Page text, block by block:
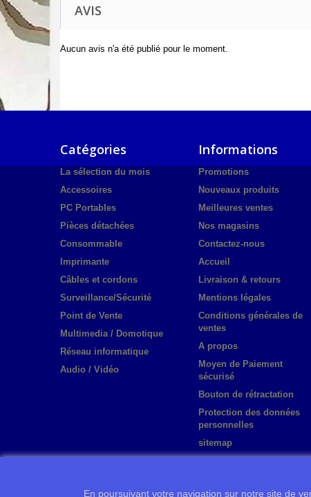
AVIS
Aucun avis n'a été publié pour le moment.
Catégories
La sélection du mois
Accessoires
PC Portables
Pièces détachées
Consommable
Imprimante
Câbles et cordons
Surveillance/Sécurité
Point de Vente
Multimedia / Domotique
Réseau informatique
Audio / Vidéo
Informations
Promotions
Nouveaux produits
Meilleures ventes
Nos magasins
Contactez-nous
Accueil
Livraison & retours
Mentions légales
Conditions générales de
ventes
A propos
Moyen de Paiement
sécurisé
Bouton de rétractation
Protection des données
personnelles
sitemap
En poursuivant votre navigation sur notre site de